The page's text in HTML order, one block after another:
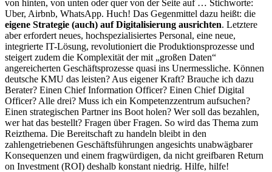
von hinten, von unten oder quer von der Seite auf … Stichworte:
Uber, Airbnb, WhatsApp. Huch! Das Gegenmittel dazu heißt: die
eigene Strategie (auch) auf Digitalisierung ausrichten. Letztere
aber erfordert neues, hochspezialisiertes Personal, eine neue,
integrierte IT-Lösung, revolutioniert die Produktionsprozesse und
steigert zudem die Komplexität der mit „großen Daten“
angereicherten Geschäftsprozesse quasi ins Unermessliche. Können
deutsche KMU das leisten? Aus eigener Kraft? Brauche ich dazu
Berater? Einen Chief Information Officer? Einen Chief Digital
Officer? Alle drei? Muss ich ein Kompetenzzentrum aufsuchen?
Einen strategischen Partner ins Boot holen? Wer soll das bezahlen,
wer hat das bestellt? Fragen über Fragen. So wird das Thema zum
Reizthema. Die Bereitschaft zu handeln bleibt in den
zahlengetriebenen Geschäftsführungen angesichts unabwägbarer
Konsequenzen und einem fragwürdigen, da nicht greifbaren Return
on Investment (ROI) deshalb konstant niedrig. Hilfe, hilfe!